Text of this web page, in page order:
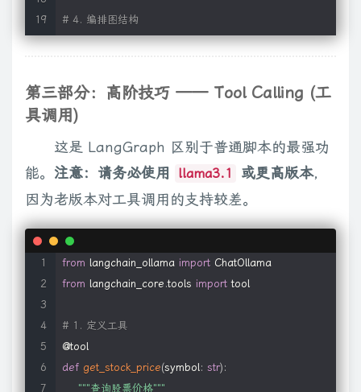
# 4. 编排图结构
workflow = StateGraph(State)
workflow
add_edge "chatbot"
# 起点 -> 聊天
workflow
add_edge "chatbot" # 聊天 -> 结束
app = workflow.compile( )
config = { "configurable": {"thread_id":
# 第一轮
app.invoke( "messages"
app. invoke
第三部分：高阶技巧 —— Tool Calling (工
具调用)
这是 LangGraph 区别于普通脚本的最强功
能。 注意：请务必使用 llama3.1 或更高版本，
因为老版本对工具调用的支持较差。
from langchain_ollama import
ChatOllama
from langchain_core .tools import tool
# 1. 定义工具
@tool
def get_stock_price(symbol: str) :
"""查询股票价格"""